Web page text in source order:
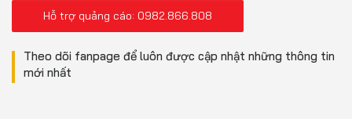
Hỗ trợ quảng cáo: 0982.866.808
Theo dõi fanpage để luôn được cập nhật những thông tin
mới nhất